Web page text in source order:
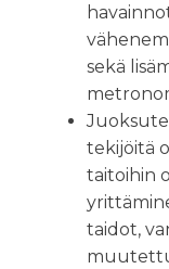
sekä
tekijöitä
taitoihin
taidot,